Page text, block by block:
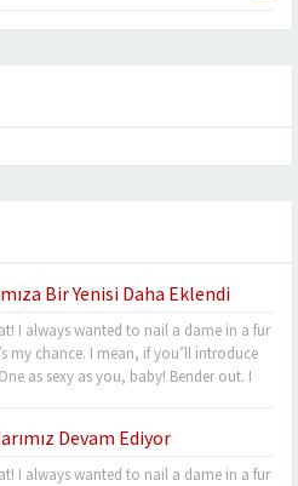
Bir Yenisi Daha Eklendi
I always wanted to nail a dame in a fur
my chance. I mean, if you’ll introduce
as sexy as you, baby! Bender out. I
Devam Ediyor
I always wanted to nail a dame in a fur